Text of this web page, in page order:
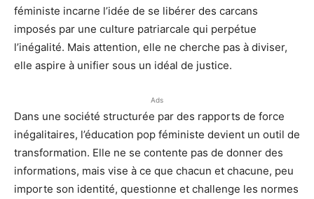
féministe incarne l’idée de se libérer des carcans
imposés par une culture patriarcale qui perpétue
l’inégalité. Mais attention, elle ne cherche pas à diviser,
elle aspire à unifier sous un idéal de justice.
Ads
Dans une société structurée par des rapports de force
inégalitaires, l’éducation pop féministe devient un outil de
transformation. Elle ne se contente pas de donner des
informations, mais vise à ce que chacun et chacune, peu
importe son identité, questionne et challenge les normes